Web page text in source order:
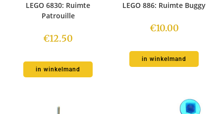
LEGO 6830: Ruimte
Patrouille
€12.50
in winkelmand
LEGO 886: Ruimte Buggy
€10.00
in winkelmand